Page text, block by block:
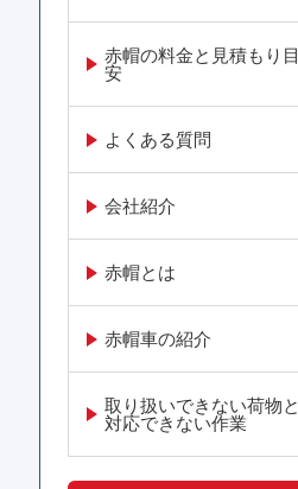
赤帽の料金と見積もり目
安
よくある質問
会社紹介
赤帽とは
赤帽車の紹介
取り扱いできない荷物と
対応できない作業